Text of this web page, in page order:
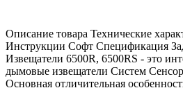
Описание товара Технические
Инструкции Софт Спецификация
Извещатели 6500R, 6500RS - это
дымовые извещатели Систем
Основная отличительная